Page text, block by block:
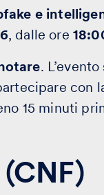
e
, dalle ore
.
con
15 minuti